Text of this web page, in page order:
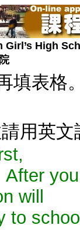
Girl’s High
填表格
用英文
will
to